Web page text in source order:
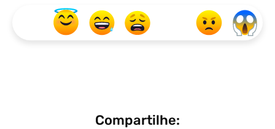
Compartilhe: